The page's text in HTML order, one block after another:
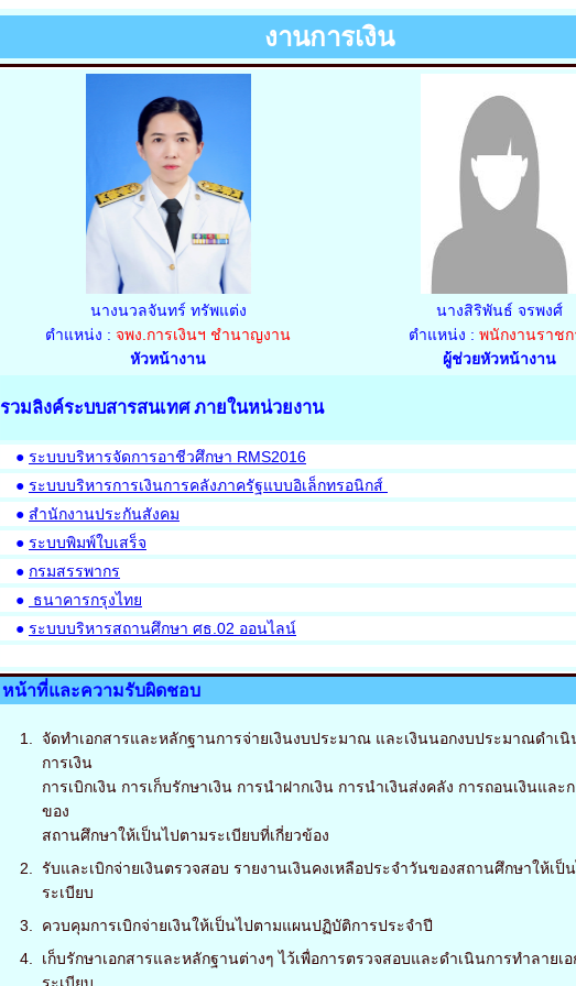
งานการเงิน
นางนวลจันทร์ ทรัพแต่ง
ตำแหน่ง : จพง.การเงินฯ ชำนาญงาน
หัวหน้างาน
นางสิริพันธ์ จรพงศ์
ตำแหน่ง : พนักงานราชก
ผู้ช่วยหัวหน้างาน
รวมลิงค์ระบบสารสนเทศ ภายในหน่วยงาน
● ระบบบริหารจัดการอาชีวศึกษา RMS2016
● ระบบบริหารการเงินการคลังภาครัฐแบบอิเล็กทรอนิกส์
● สำนักงานประกันสังคม
● ระบบพิมพ์ใบเสร็จ
● กรมสรรพากร
● ธนาคารกรุงไทย
● ระบบบริหารสถานศึกษา ศธ.02 ออนไลน์
หน้าที่และความรับผิดชอบ
จัดทำเอกสารและหลักฐานการจ่ายเงินงบประมาณ และเงินนอกงบประมาณดำเ
การเงิน
การเบิกเงิน การเก็บรักษาเงิน การนำฝากเงิน การนำเงินส่งคลัง การถอนเงินและ
ของ
สถานศึกษาให้เป็นไปตามระเบียบที่เกี่ยวข้อง
รับและเบิกจ่ายเงินตรวจสอบ รายงานเงินคงเหลือประจำวันของสถานศึกษาให้เป็
ระเบียบ
ควบคุมการเบิกจ่ายเงินให้เป็นไปตามแผนปฏิบัติการประจำปี
เก็บรักษาเอกสารและหลักฐานต่างๆ ไว้เพื่อการตรวจสอบและดำเนินการทำลายเ